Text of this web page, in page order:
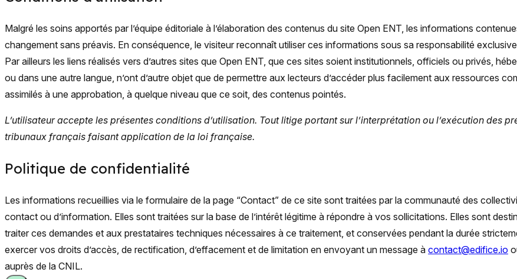
Malgré les soins apportés par l’équipe éditoriale à l’élaboration des contenus du site Open ENT, les informations
changement sans préavis. En conséquence, le visiteur reconnaît utiliser ces informations sous sa responsabilité
Par ailleurs les liens réalisés vers d’autres sites que Open ENT, que ces sites soient institutionnels, officiels ou privés,
ou dans une autre langue, n’ont d’autre objet que de permettre aux lecteurs d’accéder plus facilement aux ressources
assimilés à une approbation, à quelque niveau que ce soit, des contenus pointés.
L’utilisateur accepte les présentes conditions d’utilisation. Tout litige portant sur l’interprétation ou l’exécution des
tribunaux français faisant application de la loi française.
Politique de confidentialité
Les informations recueillies via le formulaire de la page “Contact” de ce site sont traitées par la communauté des
contact ou d’information. Elles sont traitées sur la base de l’intérêt légitime à répondre à vos sollicitations. Elles sont
traiter ces demandes et aux prestataires techniques nécessaires à ce traitement, et conservées pendant la durée
exercer vos droits d’accès, de rectification, d’effacement et de limitation en envoyant un message à contact@edifice.io
auprès de la CNIL.